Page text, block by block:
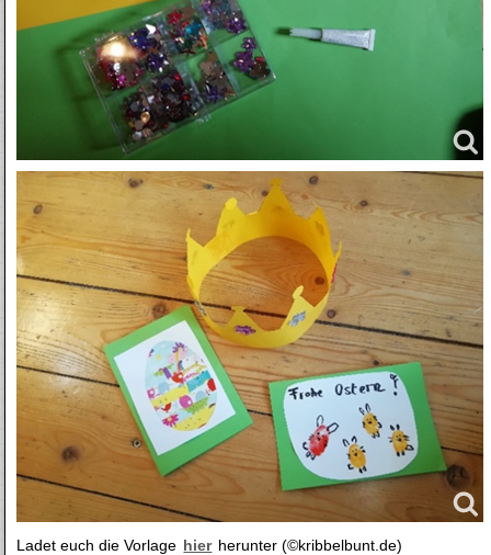
Ladet euch die Vorlage hier herunter (©kribbelbunt.de)